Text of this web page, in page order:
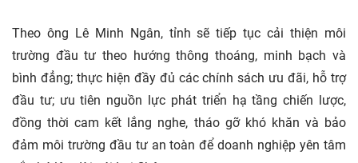
Theo ông Lê Minh Ngân, tỉnh sẽ tiếp tục cải thiện môi
trường đầu tư theo hướng thông thoáng, minh bạch và
bình đẳng; thực hiện đầy đủ các chính sách ưu đãi, hỗ trợ
đầu tư; ưu tiên nguồn lực phát triển hạ tầng chiến lược,
đồng thời cam kết lắng nghe, tháo gỡ khó khăn và bảo
đảm môi trường đầu tư an toàn để doanh nghiệp yên tâm